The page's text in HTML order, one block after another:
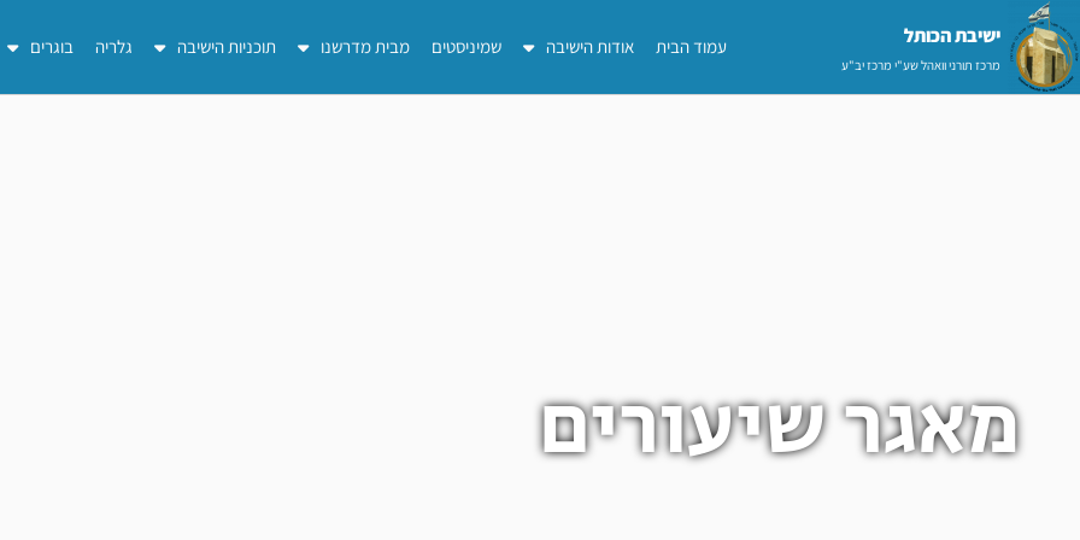
דילוג
לתוכן
ישיבת הכותל​
מרכז תורני וואהל שע"י מרכז יב"ע
עמוד הבית אודות הישיבה שמיניסטים מבית מדרשנו תוכניות הישיבה גלריה בוגרים
מאגר שיעורים